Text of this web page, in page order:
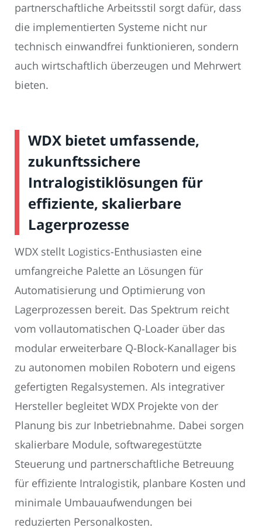
partnerschaftliche Arbeitsstil sorgt dafür, dass
die implementierten Systeme nicht nur
technisch einwandfrei funktionieren, sondern
auch wirtschaftlich überzeugen und Mehrwert
bieten.
WDX bietet umfassende,
zukunftssichere
Intralogistiklösungen für
effiziente, skalierbare
Lagerprozesse
WDX stellt Logistics-Enthusiasten eine
umfangreiche Palette an Lösungen für
Automatisierung und Optimierung von
Lagerprozessen bereit. Das Spektrum reicht
vom vollautomatischen Q-Loader über das
modular erweiterbare Q-Block-Kanallager bis
zu autonomen mobilen Robotern und eigens
gefertigten Regalsystemen. Als integrativer
Hersteller begleitet WDX Projekte von der
Planung bis zur Inbetriebnahme. Dabei sorgen
skalierbare Module, softwaregestützte
Steuerung und partnerschaftliche Betreuung
für effiziente Intralogistik, planbare Kosten und
minimale Umbauaufwendungen bei
reduzierten Personalkosten.